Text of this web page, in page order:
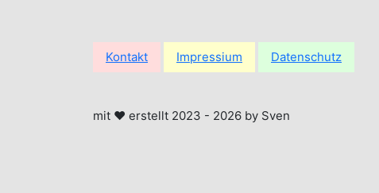
Kontakt Impressium Datenschutz
mit ❤ erstellt 2023 - 2026 by Sven